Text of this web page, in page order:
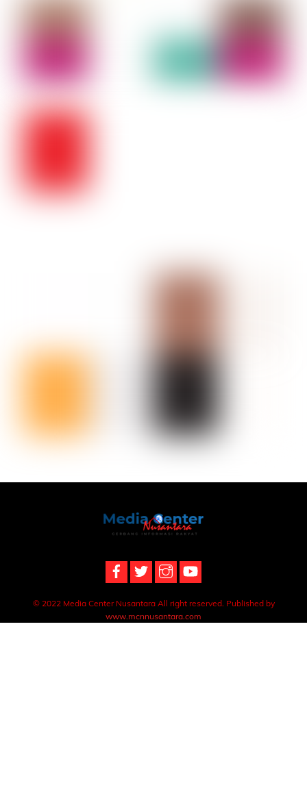
Back
To
© 2022 Media Center Nusantara All right reserved. Published by
www.mcnnusantara.com